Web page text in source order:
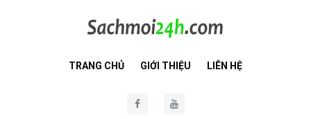
TRANG CHỦ GIỚI THIỆU LIÊN HỆ